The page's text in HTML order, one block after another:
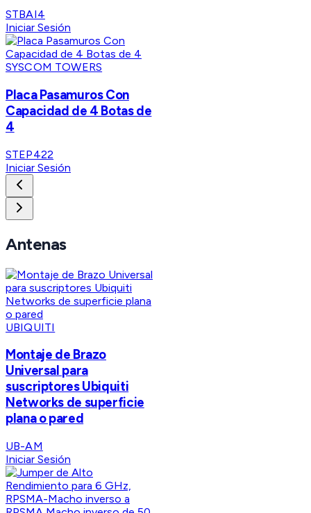
STBAI4
Iniciar Sesión
SYSCOM TOWERS
Placa Pasamuros Con
Capacidad de 4 Botas de
4
STEP422
Iniciar Sesión
Antenas
UBIQUITI
Montaje de Brazo
Universal para
suscriptores Ubiquiti
Networks de superficie
plana o pared
UB-AM
Iniciar Sesión